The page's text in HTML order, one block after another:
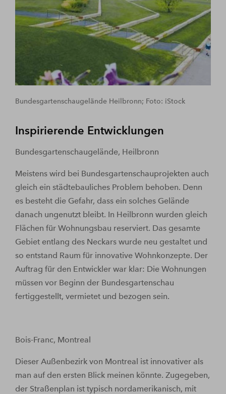
Bundesgartenschaugelände Heilbronn; Foto: iStock
Inspirierende Entwicklungen
Bundesgartenschaugelände, Heilbronn
Meistens wird bei Bundesgartenschauprojekten auch
gleich ein städtebauliches Problem behoben. Denn
es besteht die Gefahr, dass ein solches Gelände
danach ungenutzt bleibt. In Heilbronn wurden gleich
Flächen für Wohnungsbau reserviert. Das gesamte
Gebiet entlang des Neckars wurde neu gestaltet und
so entstand Raum für innovative Wohnkonzepte. Der
Auftrag für den Entwickler war klar: Die Wohnungen
müssen vor Beginn der Bundesgartenschau
fertiggestellt, vermietet und bezogen sein.
Bois-Franc, Montreal
Dieser Außenbezirk von Montreal ist innovativer als
man auf den ersten Blick meinen könnte. Zugegeben,
der Straßenplan ist typisch nordamerikanisch, mit